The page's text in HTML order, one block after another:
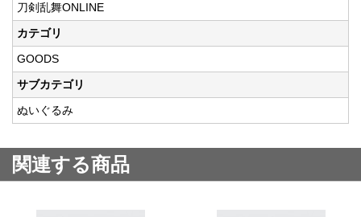
刀剣乱舞ONLINE
カテゴリ
GOODS
サブカテゴリ
ぬいぐるみ
関連する商品